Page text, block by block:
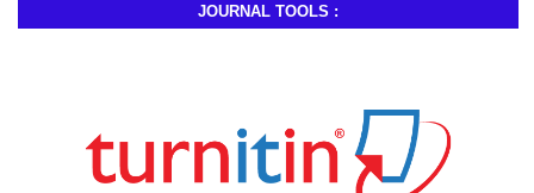
JOURNAL TOOLS :